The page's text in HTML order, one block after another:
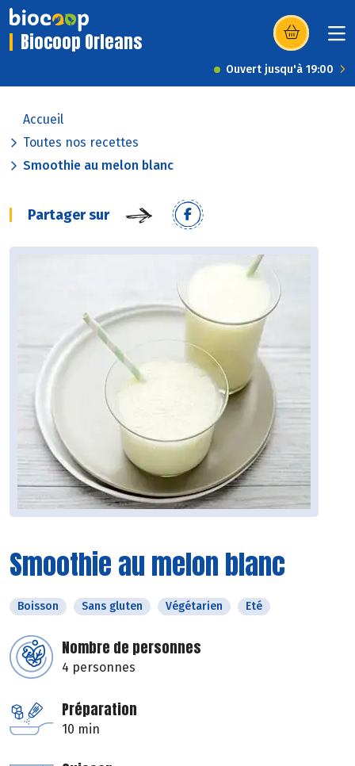
Biocoop Orleans (s’ouvre dans
Ouvert jusqu'à 19:00
Accueil
Toutes nos recettes
Smoothie au melon blanc
Partager sur
Smoothie au melon blanc
Boisson Sans gluten Végétarien Eté
Nombre de personnes
4 personnes
Préparation
10 min